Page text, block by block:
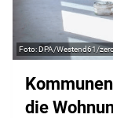
DPA/Westend61/
die